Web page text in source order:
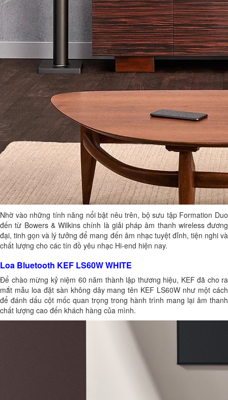
Nhờ vào những tính năng nổi bật nêu trên, bộ sưu tập Formation Duo
đến từ Bowers & Wilkins chính là giải pháp âm thanh wireless đương
đại, tinh gọn và lý tưởng để mang đến âm nhạc tuyệt đỉnh, tiện nghi và
chất lượng cho các tín đồ yêu nhạc Hi-end hiện nay.
Loa Bluetooth KEF LS60W WHITE
Để chào mừng kỷ niệm 60 năm thành lập thương hiệu, KEF đã cho ra
mắt mẫu loa đặt sàn không dây mang tên KEF LS60W như một cách
để đánh dấu cột mốc quan trọng trong hành trình mang lại âm thanh
chất lượng cao đến khách hàng của mình.